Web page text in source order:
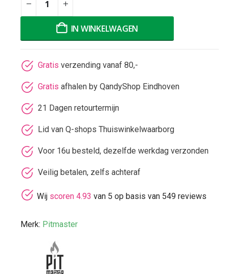
IN WINKELWAGEN
Gratis verzending vanaf 80,-
Gratis afhalen by QandyShop Eindhoven
21 Dagen retourtermijn
Lid van Q-shops Thuiswinkelwaarborg
Voor 16u besteld, dezelfde werkdag verzonden
Veilig betalen, zelfs achteraf
Wijscoren 4.93 van 5 op basis van 549 reviews
Merk: Pitmaster